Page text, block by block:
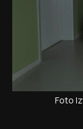
Foto